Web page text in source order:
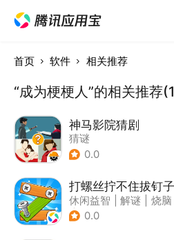
首页 软件 相关推荐
“成为梗梗人”的相关推荐
神马影院猜剧
猜谜
0.0
打螺丝拧不住拔钉子
休闲益智 解谜
烧脑
| 卡通
0.0